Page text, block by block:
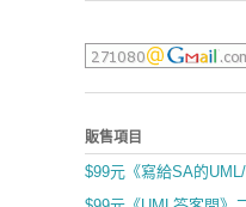
販售項目
$99元《寫給SA的